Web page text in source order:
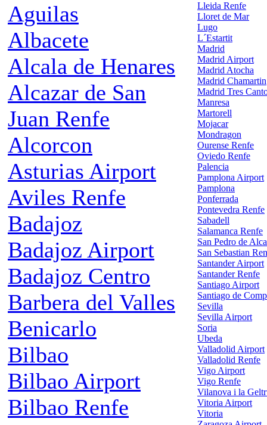
Aguilas
Albacete
Alcala de Henares
Alcazar de San
Juan Renfe
Alcorcon
Asturias Airport
Aviles Renfe
Badajoz
Badajoz Airport
Badajoz Centro
Barbera del Valles
Benicarlo
Bilbao
Bilbao Airport
Bilbao Renfe
Lleida Renfe
Lloret de Mar
Lugo
L´Estartit
Madrid
Madrid Airport
Madrid Atocha
Madrid Chamartin
Madrid Tres
Manresa
Martorell
Mojacar
Mondragon
Ourense Renfe
Oviedo Renfe
Palencia
Pamplona Airport
Pamplona
Ponferrada
Pontevedra Renfe
Sabadell
Salamanca Renfe
San Pedro de
San Sebastian
Santander Airport
Santander Renfe
Santiago Airport
Santiago de
Sevilla
Sevilla Airport
Soria
Ubeda
Valladolid Airport
Valladolid Renfe
Vigo Airport
Vigo Renfe
Vilanova i la
Vitoria Airport
Vitoria